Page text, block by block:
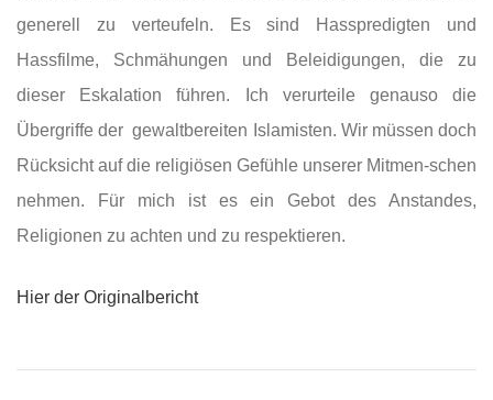
generell zu verteufeln. Es sind Hasspredigten und
Hassfilme, Schmähungen und Beleidigungen, die zu
dieser Eskalation führen. Ich verurteile genauso die
Übergriffe der gewaltbereiten Islamisten. Wir müssen doch
Rücksicht auf die religiösen Gefühle unserer Mitmen-schen
nehmen. Für mich ist es ein Gebot des Anstandes,
Religionen zu achten und zu respektieren.
Hier der Originalbericht